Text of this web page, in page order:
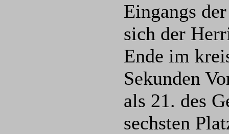
Eingangs
sich der
Ende im
Sekunden
als 21. des
sechsten